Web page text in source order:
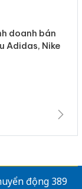
doanh bán
Adidas, Nike
động 389